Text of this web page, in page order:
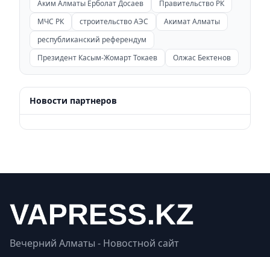
Аким Алматы Ерболат Досаев
Правительство РК
МЧС РК
строительство АЭС
Акимат Алматы
республиканский референдум
Президент Касым-Жомарт Токаев
Олжас Бектенов
Новости партнеров
Вечерний Алматы - Новостной сайт